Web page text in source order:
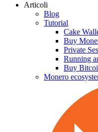
Articoli
Blog
Tutorial
Cake
Buy
Private
Running
Buy
Monero